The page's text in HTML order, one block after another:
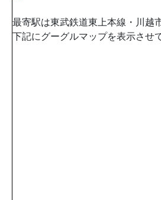
最寄駅は東武鉄道東上本線・川越
下記にグーグルマップを表示させ